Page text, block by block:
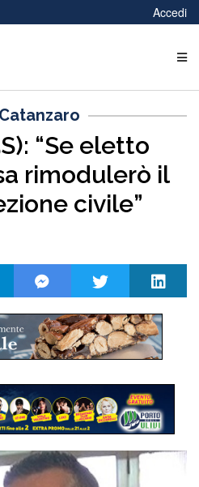
Accedi
Catanzaro
“Se eletto
rimodulerò il
civile”